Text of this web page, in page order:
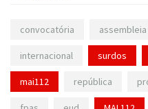
convocatória assembleia
internacional surdos
mai112 república